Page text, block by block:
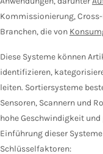
Kommissionierung,
Branchen, die von
Diese Systeme können
identifizieren,
leiten. Sortiersysteme
Sensoren, Scannern und
hohe Geschwindigkeit
Einführung dieser
Schlüsselfaktoren: